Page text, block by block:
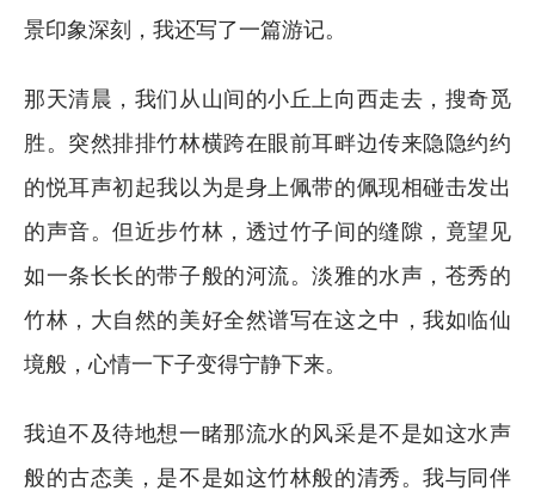
景印象深刻，我还写了一篇游记。
那天清晨，我们从山间的小丘上向西走去，搜奇觅
胜。突然排排竹林横跨在眼前耳畔边传来隐隐约约
的悦耳声初起我以为是身上佩带的佩现相碰击发出
的声音。但近步竹林，透过竹子间的缝隙，竟望见
如一条长长的带子般的河流。淡雅的水声，苍秀的
竹林，大自然的美好全然谱写在这之中，我如临仙
境般，心情一下子变得宁静下来。
我迫不及待地想一睹那流水的风采是不是如这水声
般的古态美，是不是如这竹林般的清秀。我与同伴